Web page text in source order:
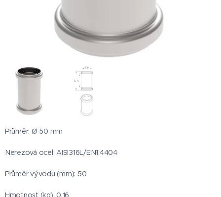
Průměr: Ø 50 mm
Nerezová ocel: AISI316L/EN1.4404
Průměr vývodu (mm): 50
Hmotnost (kg): 0,16